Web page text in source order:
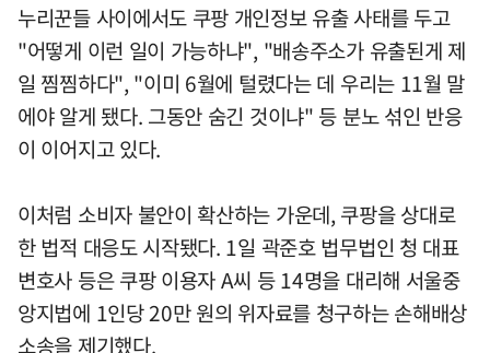
누리꾼들 사이에서도 쿠팡 개인정보 유출 사태를 두고
"어떻게 이런 일이 가능하냐", "배송주소가 유출된게 제
일 찜찜하다", "이미 6월에 털렸다는 데 우리는 11월 말
에야 알게 됐다. 그동안 숨긴 것이냐" 등 분노 섞인 반응
이 이어지고 있다.
이처럼 소비자 불안이 확산하는 가운데, 쿠팡을 상대로
한 법적 대응도 시작됐다. 1일 곽준호 법무법인 청 대표
변호사 등은 쿠팡 이용자 A씨 등 14명을 대리해 서울중
앙지법에 1인당 20만 원의 위자료를 청구하는 손해배상
소송을 제기했다.